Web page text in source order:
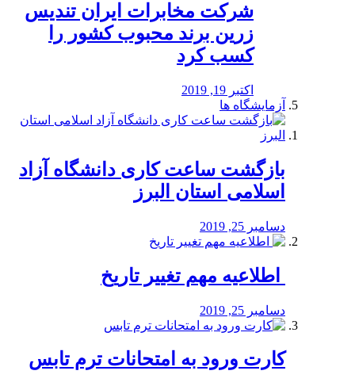
شرکت مخابرات ایران تندیس
زرین برند محبوب کشور را
کسب کرد
اکتبر 19, 2019
آزمایشگاه ها
بازگشت ساعت کاری دانشگاه آزاد
اسلامی استان البرز
دسامبر 25, 2019
️ اطلاعیه مهم تغییر تاریخ
دسامبر 25, 2019
کارت ورود به امتحانات ترم تابس